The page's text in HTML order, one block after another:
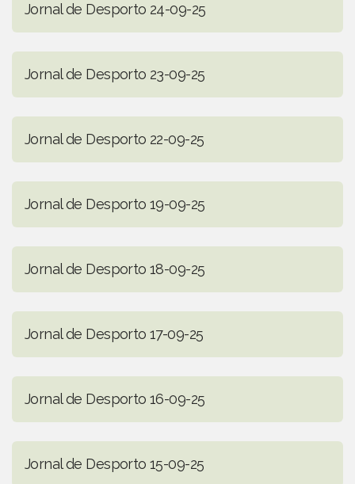
Jornal de Desporto 24-09-25
Jornal de Desporto 23-09-25
Jornal de Desporto 22-09-25
Jornal de Desporto 19-09-25
Jornal de Desporto 18-09-25
Jornal de Desporto 17-09-25
Jornal de Desporto 16-09-25
Jornal de Desporto 15-09-25